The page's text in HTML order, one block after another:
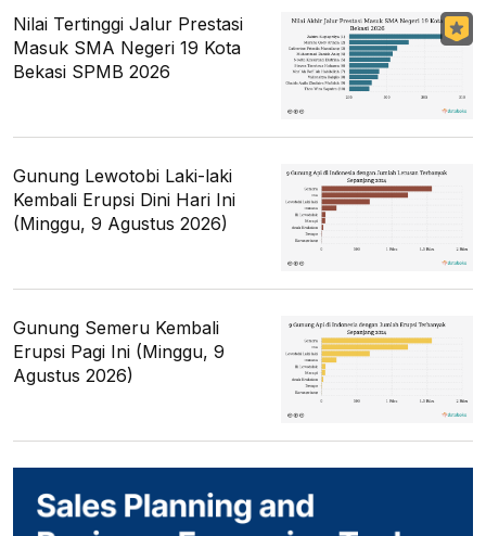
Nilai Tertinggi Jalur Prestasi
Masuk SMA Negeri 19 Kota
Bekasi SPMB 2026
Gunung Lewotobi Laki-laki
Kembali Erupsi Dini Hari Ini
(Minggu, 9 Agustus 2026)
Gunung Semeru Kembali
Erupsi Pagi Ini (Minggu, 9
Agustus 2026)